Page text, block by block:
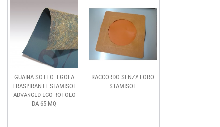
GUAINA SOTTOTEGOLA
TRASPIRANTE STAMISOL
ADVANCED ECO ROTOLO
DA 65 MQ
RACCORDO SENZA FORO
STAMISOL